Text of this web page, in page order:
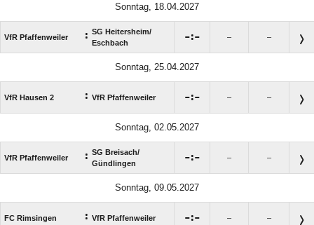
Sonntag, 18.04.2027
VfR Pfaffenweiler : SG Heitersheim/​
Eschbach
: – –
Sonntag, 25.04.2027
VfR Hausen 2 : VfR Pfaffenweiler : – –
Sonntag, 02.05.2027
VfR Pfaffenweiler : SG Breisach/​
Gündlingen
: – –
Sonntag, 09.05.2027
FC Rimsingen : VfR Pfaffenweiler : – –